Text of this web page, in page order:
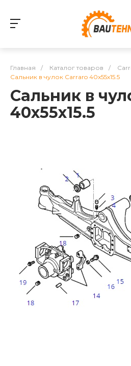
Главная / Каталог товаров /
Сальник в чулок Carraro 40x55x15.5
Сальник в
40x55x15.5